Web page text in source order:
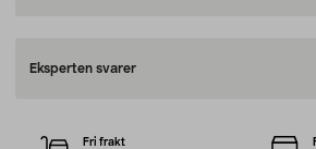
Eksperten svarer
Fri frakt